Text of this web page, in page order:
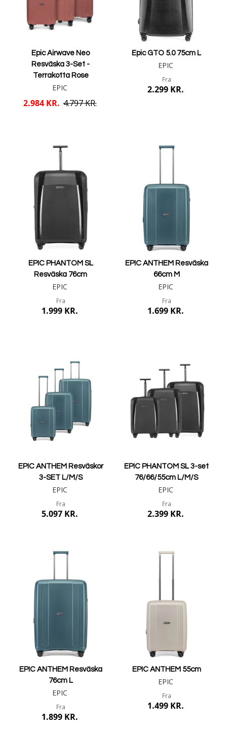
Epic Airwave Neo
Resväska 3-Set -
Terrakotta Rose
EPIC
2.984 KR. 4.797 KR.
Epic GTO 5.0 75cm L
EPIC
Fra
2.299 KR.
EPIC PHANTOM SL
Resväska 76cm
EPIC
Fra
1.999 KR.
EPIC ANTHEM Resväska
66cm M
EPIC
Fra
1.699 KR.
EPIC ANTHEM Resväskor
3-SET L/M/S
EPIC
Fra
5.097 KR.
EPIC PHANTOM SL 3-set
76/66/55cm L/M/S
EPIC
Fra
2.399 KR.
EPIC ANTHEM Resväska
76cm L
EPIC
Fra
1.899 KR.
EPIC ANTHEM 55cm
EPIC
Fra
1.499 KR.